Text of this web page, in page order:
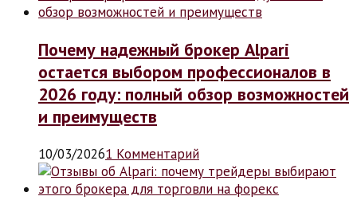
Почему надежный брокер Alpari
остается выбором профессионалов в
2026 году: полный обзор возможностей
и преимуществ
10/03/20261 Комментарий